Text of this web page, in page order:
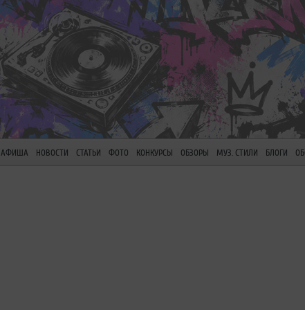
АФИША НОВОСТИ СТАТЬИ ФОТО КОНКУРСЫ ОБЗОРЫ МУЗ. СТИЛИ БЛОГИ